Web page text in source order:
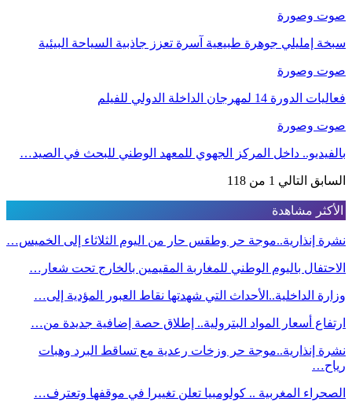
صوت وصورة
سبخة إمليلي جوهرة طبيعية آسرة تعزز جاذبية السياحة البيئية
صوت وصورة
فعاليات الدورة 14 لمهرجان الداخلة الدولي للفيلم
صوت وصورة
بالفيديو.. داخل المركز الجهوي للمعهد الوطني للبحث في الصيد…
السابق التالي 1 من 118
الأكثر مشاهدة
نشرة إنذارية..موجة حر وطقس حار من اليوم الثلاثاء إلى الخميس…
الاحتفال باليوم الوطني للمغاربة المقيمين بالخارج تحت شعار…
وزارة الداخلية..الأحداث التي شهدتها نقاط العبور المؤدية إلى…
ارتفاع أسعار المواد البترولية.. إطلاق حصة إضافية جديدة من…
نشرة إنذارية..موجة حر وزخات رعدية مع تساقط البرد وهبات
رياح…
الصحراء المغربية .. كولومبيا تعلن تغييرا في موقفها وتعترف…